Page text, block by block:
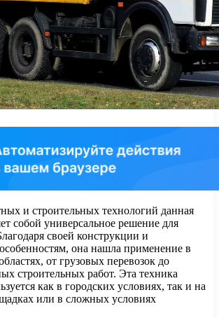
и строительных технологий данная
собой универсальное решение для
своей конструкции и
она нашла применение в
от грузовых перевозок до
строительных работ. Эта техника
как в городских условиях, так и на
или в сложных условиях